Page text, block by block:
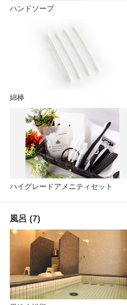
ハンドソープ
綿棒
ハイグレードアメニティセット
風呂 (7)